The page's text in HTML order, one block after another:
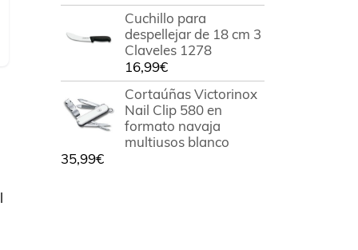
Cuchillo para
despellejar de 18 cm 3
Claveles 1278
16,99€
Cortaúñas Victorinox
Nail Clip 580 en
formato navaja
multiusos blanco
35,99€